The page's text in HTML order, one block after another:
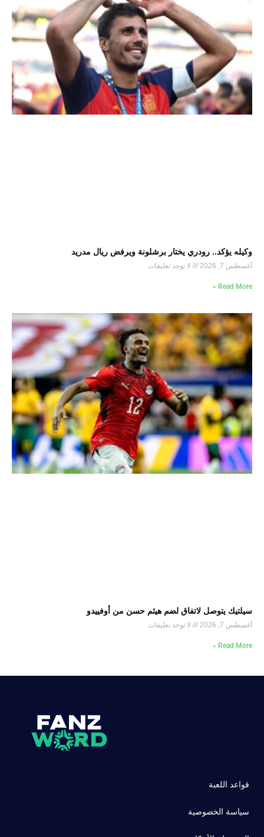
وكيله يؤكد.. رودري يختار برشلونة ويرفض ريال مدريد
أغسطس 7, 2026 لا توجد تعليقات
Read More »
سيلتيك يتوصل لاتفاق لضم هيثم حسن من أوفييدو
أغسطس 7, 2026 لا توجد تعليقات
Read More »
قواعد اللعبة
سياسة الخصوصية